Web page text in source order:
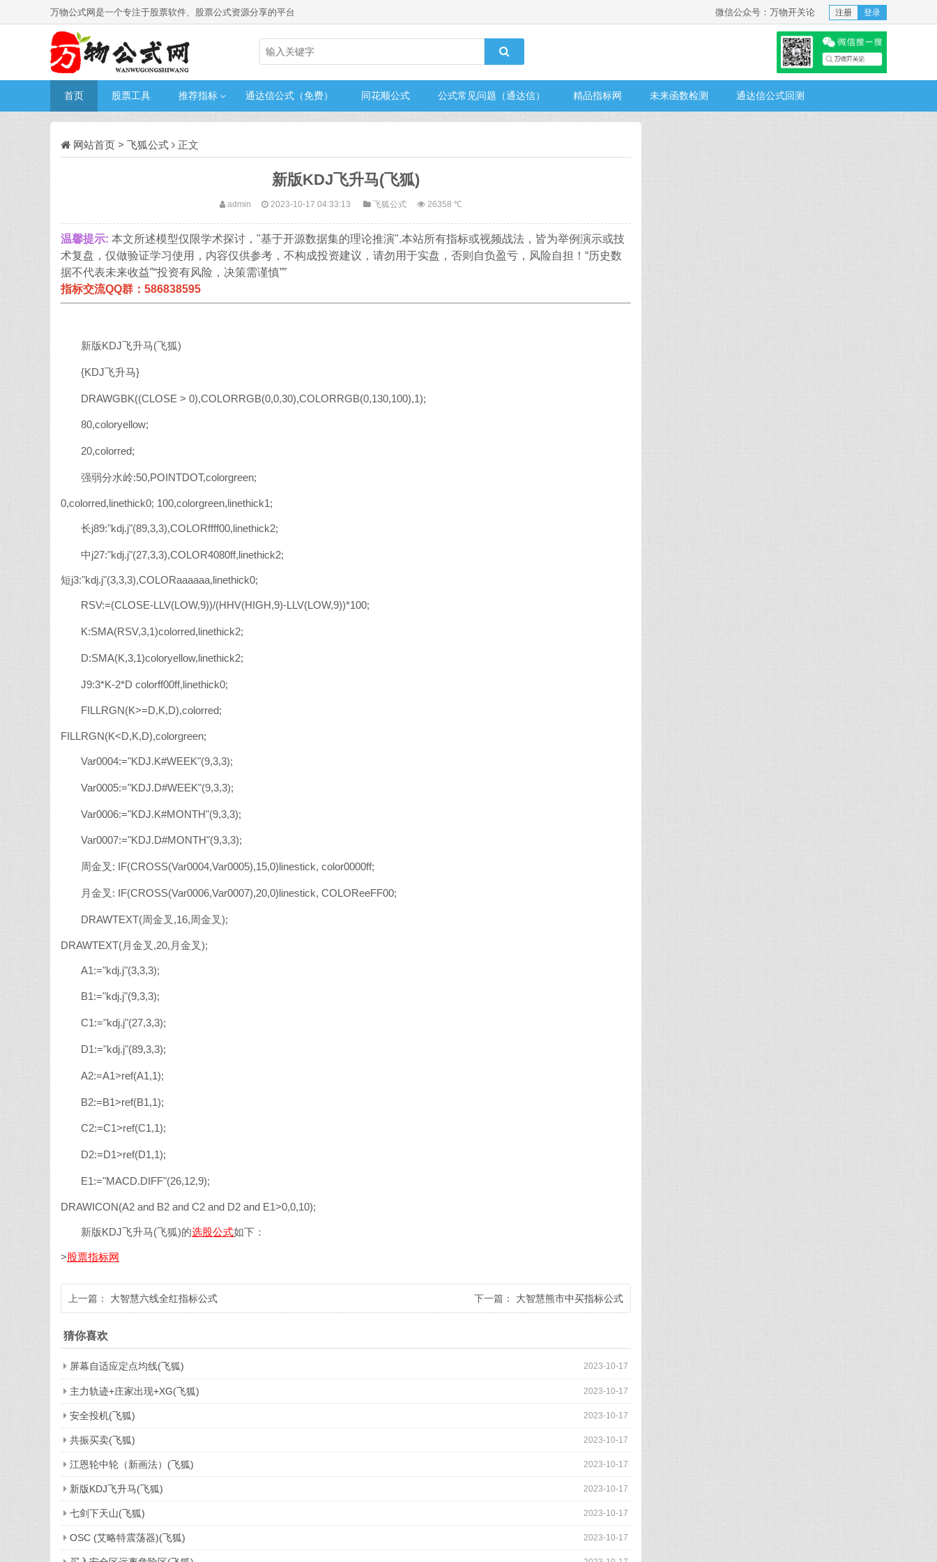
万物公式网是一个专注于股票软件、股票公式资源分享的平台 微信公众号：万物开关论 注册 登录
首页 股票工具 推荐指标 通达信公式（免费） 同花顺公式 公式常见问题（通达信） 精品指标网 未来函数检测 通达信公式回测
网站首页 > 飞狐公式 正文
新版KDJ飞升马(飞狐)
admin 2023-10-17 04:33:13 飞狐公式 26358 ℃
温馨提示: 本文所述模型仅限学术探讨，"基于开源数据集的理论推演".本站所有指标或视频战法，皆为举例演示或技
术复盘，仅做验证学习使用，内容仅供参考，不构成投资建议，请勿用于实盘，否则自负盈亏，风险自担！“历史数
据不代表未来收益”“投资有风险，决策需谨慎””
指标交流QQ群：586838595
新版KDJ飞升马(飞狐)
{KDJ飞升马}
DRAWGBK((CLOSE > 0),COLORRGB(0,0,30),COLORRGB(0,130,100),1);
80,coloryellow;
20,colorred;
强弱分水岭:50,POINTDOT,colorgreen;
0,colorred,linethick0; 100,colorgreen,linethick1;
长j89:"kdj.j"(89,3,3),COLORffff00,linethick2;
中j27:"kdj.j"(27,3,3),COLOR4080ff,linethick2;
短j3:"kdj.j"(3,3,3),COLORaaaaaa,linethick0;
RSV:=(CLOSE-LLV(LOW,9))/(HHV(HIGH,9)-LLV(LOW,9))*100;
K:SMA(RSV,3,1)colorred,linethick2;
D:SMA(K,3,1)coloryellow,linethick2;
J9:3*K-2*D colorff00ff,linethick0;
FILLRGN(K>=D,K,D),colorred;
FILLRGN(K<D,K,D),colorgreen;
Var0004:="KDJ.K#WEEK"(9,3,3);
Var0005:="KDJ.D#WEEK"(9,3,3);
Var0006:="KDJ.K#MONTH"(9,3,3);
Var0007:="KDJ.D#MONTH"(9,3,3);
周金叉: IF(CROSS(Var0004,Var0005),15,0)linestick, color0000ff;
月金叉: IF(CROSS(Var0006,Var0007),20,0)linestick, COLOReeFF00;
DRAWTEXT(周金叉,16,周金叉);
DRAWTEXT(月金叉,20,月金叉);
A1:="kdj.j"(3,3,3);
B1:="kdj.j"(9,3,3);
C1:="kdj.j"(27,3,3);
D1:="kdj.j"(89,3,3);
A2:=A1>ref(A1,1);
B2:=B1>ref(B1,1);
C2:=C1>ref(C1,1);
D2:=D1>ref(D1,1);
E1:="MACD.DIFF"(26,12,9);
DRAWICON(A2 and B2 and C2 and D2 and E1>0,0,10);
新版KDJ飞升马(飞狐)的选股公式如下：
>股票指标网
上一篇： 大智慧六线全红指标公式 下一篇： 大智慧熊市中买指标公式
猜你喜欢
2023-10-17
屏幕自适应定点均线(飞狐)
2023-10-17
主力轨迹+庄家出现+XG(飞狐)
2023-10-17
安全投机(飞狐)
2023-10-17
共振买卖(飞狐)
2023-10-17
江恩轮中轮（新画法）(飞狐)
2023-10-17
新版KDJ飞升马(飞狐)
2023-10-17
七剑下天山(飞狐)
2023-10-17
OSC (艾略特震荡器)(飞狐)